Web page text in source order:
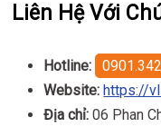
Liên Hệ Với
Hotline:
Website: https://
Địa chỉ: 06 Phan